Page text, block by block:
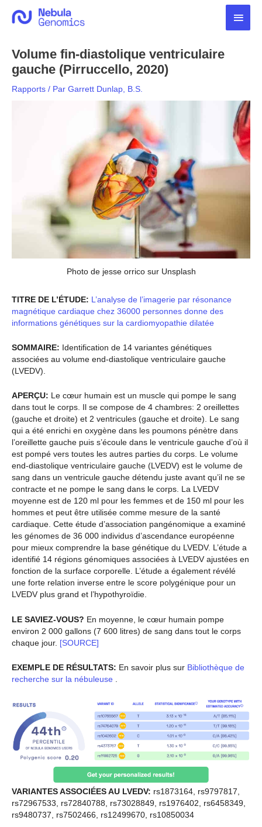
Volume fin-diastolique ventriculaire
gauche (Pirruccello, 2020)
Rapports / Par Garrett Dunlap, B.S.
Photo de jesse orrico sur Unsplash
TITRE DE L’ÉTUDE: L’analyse de l’imagerie par résonance
magnétique cardiaque chez 36000 personnes donne des
informations génétiques sur la cardiomyopathie dilatée
SOMMAIRE: Identification de 14 variantes génétiques
associées au volume end-diastolique ventriculaire gauche
(LVEDV).
APERÇU: Le cœur humain est un muscle qui pompe le sang
dans tout le corps. Il se compose de 4 chambres: 2 oreillettes
(gauche et droite) et 2 ventricules (gauche et droite). Le sang
qui a été enrichi en oxygène dans les poumons pénètre dans
l’oreillette gauche puis s’écoule dans le ventricule gauche d’où il
est pompé vers toutes les autres parties du corps. Le volume
end-diastolique ventriculaire gauche (LVEDV) est le volume de
sang dans un ventricule gauche détendu juste avant qu’il ne se
contracte et ne pompe le sang dans le corps. La LVEDV
moyenne est de 120 ml pour les femmes et de 150 ml pour les
hommes et peut être utilisée comme mesure de la santé
cardiaque. Cette étude d’association pangénomique a examiné
les génomes de 36 000 individus d’ascendance européenne
pour mieux comprendre la base génétique du LVEDV. L’étude a
identifié 14 régions génomiques associées à LVEDV ajustées en
fonction de la surface corporelle. L’étude a également révélé
une forte relation inverse entre le score polygénique pour un
LVEDV plus grand et l’hypothyroïdie.
LE SAVIEZ-VOUS? En moyenne, le cœur humain pompe
environ 2 000 gallons (7 600 litres) de sang dans tout le corps
chaque jour. [SOURCE]
EXEMPLE DE RÉSULTATS: En savoir plus sur Bibliothèque de
recherche sur la nébuleuse .
VARIANTES ASSOCIÉES AU LVEDV: rs1873164, rs9797817,
rs72967533, rs72840788, rs73028849, rs1976402, rs6458349,
rs9480737, rs7502466, rs12499670, rs10850034